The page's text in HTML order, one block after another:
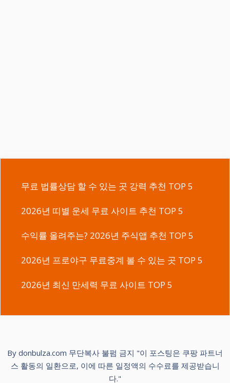
무료 법률상담 할 수 있는 곳 강력 추천 TOP 5
2026년 띠별 운세 무료 사이트 추천 TOP 5
수익률 올려주는? 2026년 주식앱 추천 TOP 5
2026년 프로야구 무료중계 볼 수 있는 곳 TOP 5
2026년 최신 만세력 무료 사이트 TOP 5
By donbulza.com 무단복사 불펌 금지 "이 포스팅은 쿠팡 파트너
스 활동의 일환으로, 이에 따른 일정액의 수수료를 제공받습니
다."